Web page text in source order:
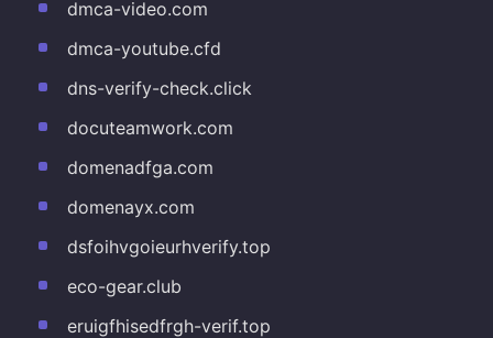
dmca-video.com
dmca-youtube.cfd
dns-verify-check.click
docuteamwork.com
domenadfga.com
domenayx.com
dsfoihvgoieurhverify.top
eco-gear.club
eruigfhisedfrgh-verif.top